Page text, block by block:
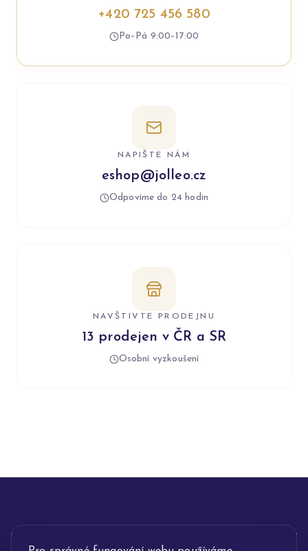
+420 725 456 580
Po–Pá 9:00–17:00
NAPIŠTE NÁM
eshop@jolleo.cz
Odpovíme do 24 hodin
NAVŠTIVTE PRODEJNU
13 prodejen v ČR a SR
Osobní vyzkoušení